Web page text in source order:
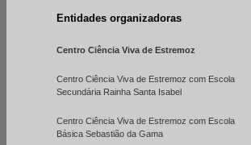
Entidades organizadoras
Centro Ciência Viva de Estremoz
Centro Ciência Viva de Estremoz com Escola
Secundária Rainha Santa Isabel
Centro Ciência Viva de Estremoz com Escola
Básica Sebastião da Gama